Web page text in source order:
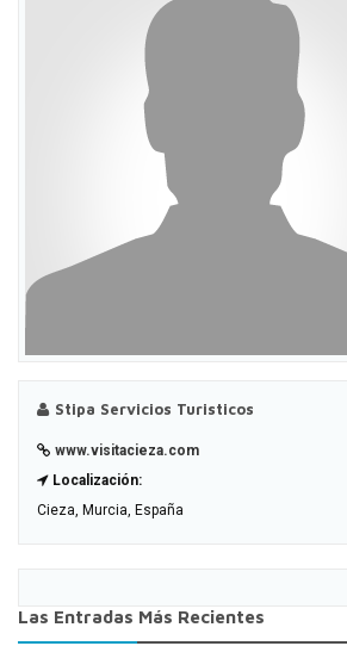
Stipa Servicios Turisticos
www.visitacieza.com
Localización:
Cieza, Murcia, España
Las Entradas Más Recientes